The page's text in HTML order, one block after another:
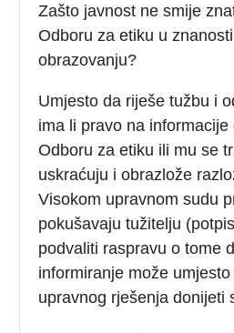
Zašto javnost ne smije
Odboru za etiku u
obrazovanju?
Umjesto da riješe tužbu i
ima li pravo na informacije
Odboru za etiku ili mu se
uskraćuju i obrazlože
Visokom upravnom sudu
pokušavaju tužitelju
podvaliti raspravu o tome
informiranje može
upravnog rješenja donijeti